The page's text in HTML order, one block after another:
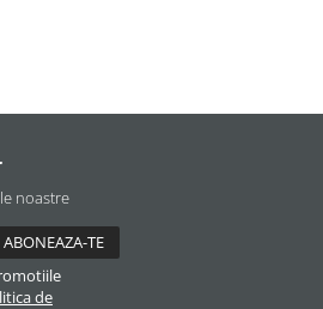
noastre
de